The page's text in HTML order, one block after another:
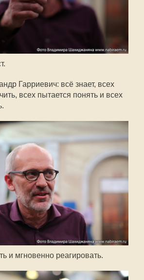
Гарриевич: всё знает, всех
всех пытается понять и всех
и мгновенно реагировать.